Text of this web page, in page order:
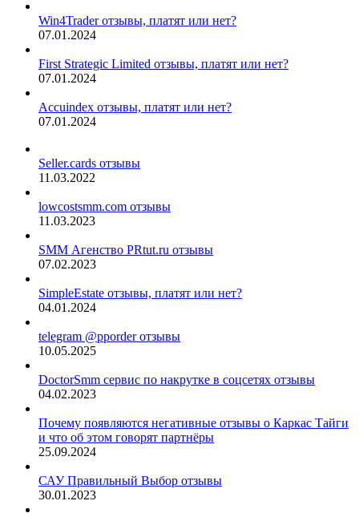
Win4Trader отзывы, платят или нет?
07.01.2024
First Strategic Limited отзывы, платят или нет?
07.01.2024
Accuindex отзывы, платят или нет?
07.01.2024
Seller.cards отзывы
11.03.2022
lowcostsmm.com отзывы
11.03.2023
SMM Агенство PRtut.ru отзывы
07.02.2023
SimpleEstate отзывы, платят или нет?
04.01.2024
telegram @pporder отзывы
10.05.2025
DoctorSmm сервис по накрутке в соцсетях отзывы
04.02.2023
Почему появляются негативные отзывы о Каркас Тайги
и что об этом говорят партнёры
25.09.2024
САУ Правильный Выбор отзывы
30.01.2023